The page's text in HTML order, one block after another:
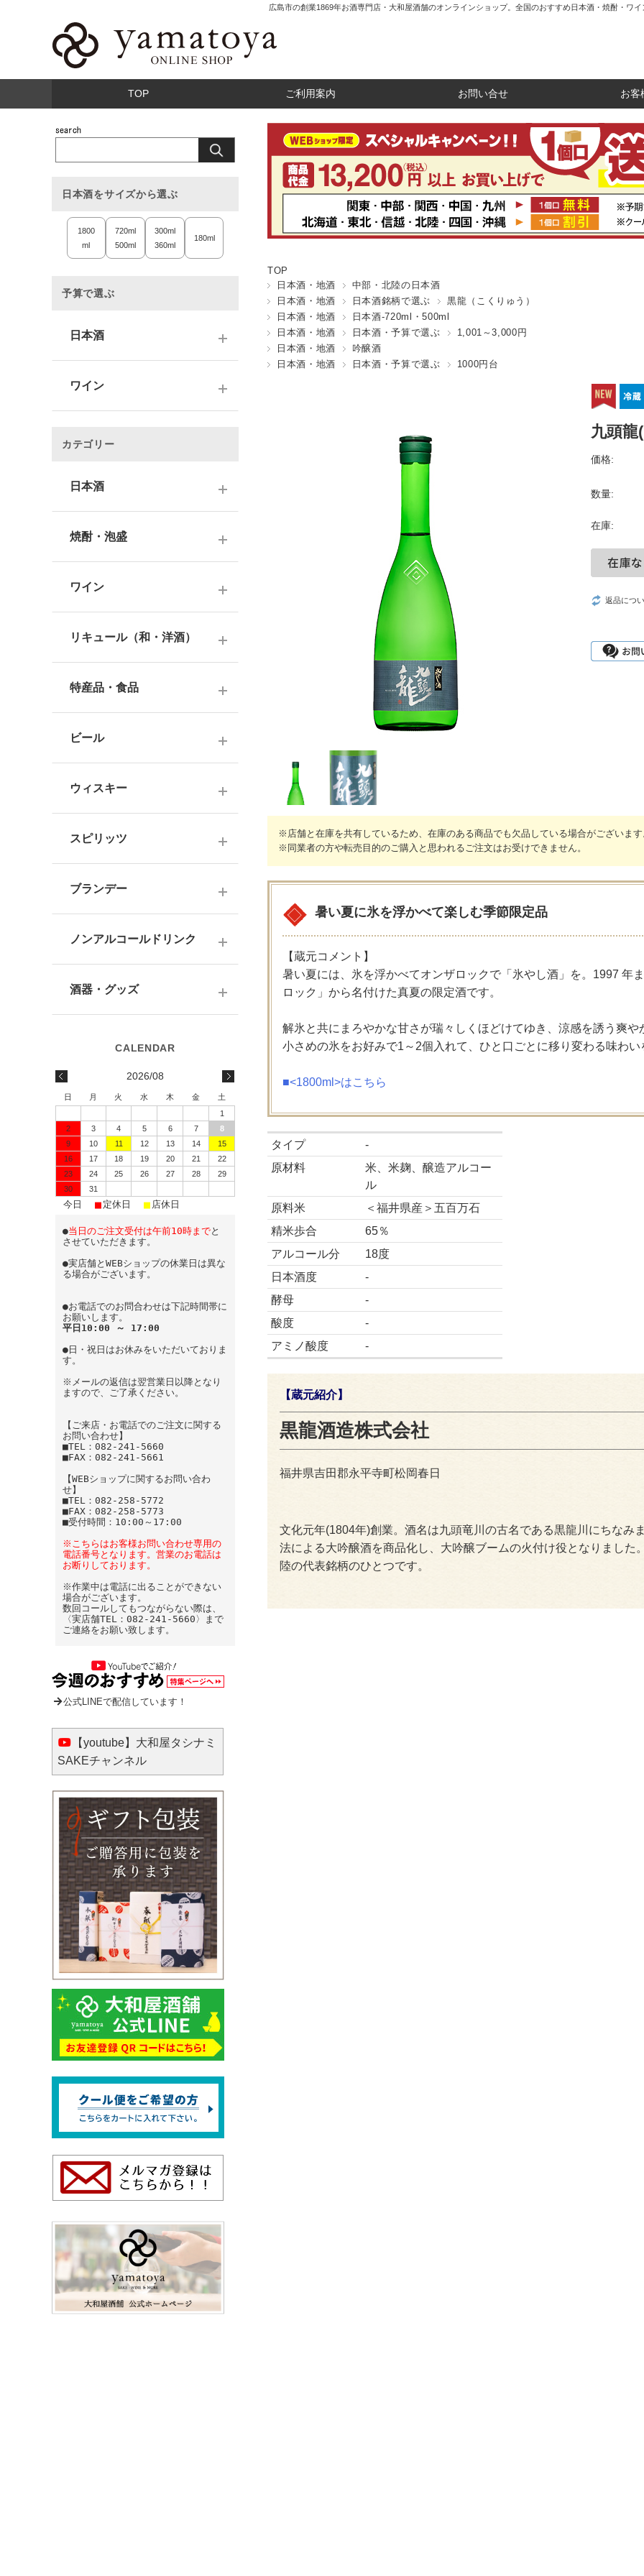
広島市の創業1869年お酒専門店・大和屋酒舗のオンラインショップ。全国のおすすめ日本酒・焼酎・ワ
TOP ご利用案内 お問い合せ お客
TOP
日本酒・地酒
中部・北陸の日本酒
日本酒・地酒
日本酒銘柄で選ぶ
黒龍（こくりゅう）
日本酒・地酒
日本酒-720ml・500ml
日本酒・地酒
日本酒・予算で選ぶ
1,001～3,000円
日本酒・地酒
吟醸酒
日本酒・地酒
日本酒・予算で選ぶ 1000円台
九頭
価格:
数量:
在庫:
返品につ
※店舗と在庫を共有しているため、在庫のある商品でも欠品している場合がございま
※同業者の方や転売目的のご購入と思われるご注文はお受けできません。
暑い夏に氷を浮かべて楽しむ季節限定品
【蔵元コメント】
暑い夏には、氷を浮かべてオンザロックで「氷やし酒」を。1997 年
ロック」から名付けた真夏の限定酒です。
解氷と共にまろやかな甘さが瑞々しくほどけてゆき、涼感を誘う爽
小さめの氷をお好みで1～2個入れて、ひと口ごとに移り変わる味わ
■<1800ml>はこちら
タイプ
-
原材料
米、米麹、醸造アルコー
ル
原料米
＜福井県産＞五百万石
精米歩合
65％
アルコール分
18度
日本酒度
-
酵母
-
酸度
-
アミノ酸度
-
【蔵元紹介】
黒龍酒造株式会社
福井県吉田郡永平寺町松岡春日
文化元年(1804年)創業。酒名は九頭竜川の古名である黒龍川にちなみ
法による大吟醸酒を商品化し、大吟醸ブームの火付け役となりまし
陸の代表銘柄のひとつです。
日本酒をサイズから選ぶ
1800
ml
720ml
500ml
300ml
360ml
180ml
予算で選ぶ
日本酒
10,001円～
3000円台
4000円台
5000円台
ワイン
2,001～3,000円
3,001～5,000円
5,001～10,000円
カテゴリー
日本酒
大吟醸酒
純米吟醸酒
吟醸酒
普通酒
お燗酒
にごり酒・発泡・その他
中部・北陸の日本酒
九州の日本酒
日本酒-720ml・500ml
日本酒-300ml・360ml
日本酒-180ml
飲みきりサイズ
焼酎・泡盛
芋焼酎
麦焼酎
米焼酎
黒糖焼酎
ワイン
ドイツワイン
海外産ワイン
赤ワイン
シャンパーニュ
スパークリングワイン
オレンジワイン
リキュール（和・洋酒）
果実酒・その他
シリーズで選ぶ
特産品・食品
おつまみ
健康志向・免疫力アップ
調味料
ビール
ウィスキー
その他ウイスキー
国産洋酒
スピリッツ
ラム
テキーラ
ブランデー
ノンアルコールドリンク
酒器・グッズ
蔵元エコバッグ
2026/08
日 月 火 水 木 金
土
1
2
3 4 5 6 7
8
9
10 11 12 13 14
15
16
17 18 19 20 21
22
23
24 25 26 27 28
29
30
31
今日 ■ 定休日 ■ 店休日
●当日のご注文受付は午前10時までと
させていただきます。
●実店舗とWEBショップの休業日は異な
る場合がございます。
●お電話でのお問合わせは下記時間帯に
お願いします。
平日10:00 ～ 17:00
●日・祝日はお休みをいただいておりま
す。
※メールの返信は翌営業日以降となり
ますので、ご了承ください。
【ご来店・お電話でのご注文に関する
お問い合わせ】
■TEL：082-241-5660
■FAX：082-241-5661
【WEBショップに関するお問い合わ
せ】
■TEL：082-258-5772
■FAX：082-258-5773
■受付時間：10:00～17:00
※こちらはお客様お問い合わせ専用の
電話番号となります。営業のお電話は
お断りしております。
※作業中は電話に出ることができない
場合がございます。
数回コールしてもつながらない際は、
〈実店舗TEL：082-241-5660〉まで
ご連絡をお願い致します。
公式LINEで配信しています！
【youtube】大和屋タシナミ
SAKEチャンネル